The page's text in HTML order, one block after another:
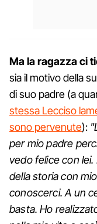
Ma la ragazza ci
sia il motivo della
di suo padre (a
stessa Lecciso
sono pervenute):
per mio padre
vedo felice con lei.
della storia con
conoscerci. A un
basta. Ho